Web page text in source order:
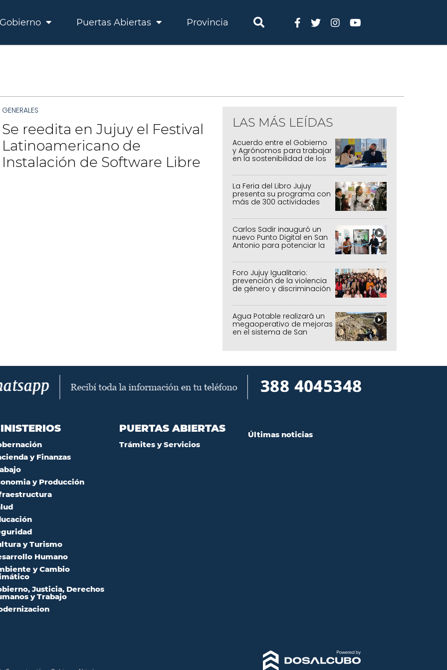
Gobierno Puertas Abiertas Provincia
GENERALES
Se reedita en Jujuy el Festival
Latinoamericano de
Instalación de Software Libre
LAS MÁS LEÍDAS
Acuerdo entre el Gobierno
y Agrónomos para trabajar
en la sostenibilidad de los
agrícolas, pecuarios y
forestal
La Feria del Libro Jujuy
presenta su programa con
más de 300 actividades
Carlos Sadir inauguró un
nuevo Punto Digital en San
Antonio para potenciar la
inclusión tecnológica
Foro Jujuy Igualitario:
prevención de la violencia
de género y discriminación
Agua Potable realizará un
megaoperativo de mejoras
en el sistema de San
y Finanzas
y Producción
y Turismo
Humano
y Cambio
Justicia, Derechos
y Trabajo
PUERTAS ABIERTAS
Trámites y Servicios
Últimas noticias